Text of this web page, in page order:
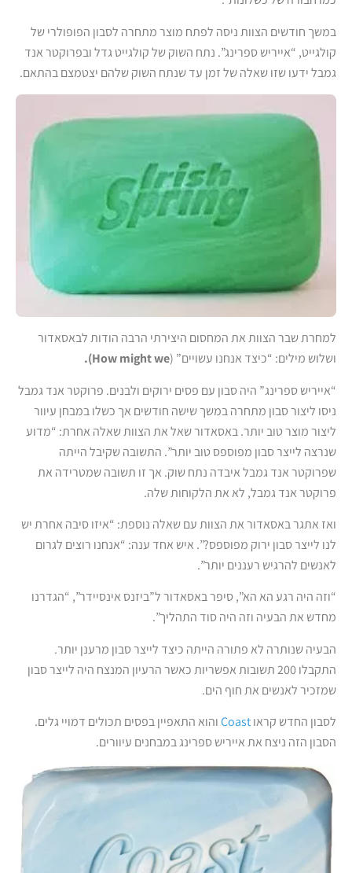
במשך חודשים הצוות ניסה לפתח מוצר מתחרה לסבון הפופולרי של
קולגייט, “אייריש ספרינג”. נתח השוק של קולגייט גדל ובפרוקטר אנד
גמבל ידעו שזו שאלה של זמן עד שנתח השוק שלהם יצטמצם בהתאם.
למחרת שבר הצוות את המחסום היצירתי הרבה הודות לבאסאדור
ושלוש מילים: “כיצד אנחנו עשויים” ( How might we).
“אייריש ספרינג” היה סבון עם פסים ירוקים ולבנים. פרוקטר אנד גמבל
ניסו ליצור סבון מתחרה במשך שישה חודשים אך כשלו במבחן עיוור
ליצור מוצר טוב יותר. באסאדור שאל את הצוות שאלה אחרת: “מדוע
שנרצה לייצר סבון מפוספס טוב יותר”. התשובה שקיבל הייתה
שפרוקטר אנד גמבל איבדה נתח שוק. אך זו תשובה שמטרידה את
פרוקטר אנד גמבל, לא את הלקוחות שלה.
ואז אתגר באסאדור את הצוות עם שאלה נוספת: “איזו סיבה אחרת יש
לנו לייצר סבון ירוק מפוספס?”. איש אחד ענה: “אנחנו רוצים לגרום
לאנשים להרגיש רעננים יותר”.
“וזה היה רגע הא הא”, סיפר באסאדור ל”ביזנס אינסיידר”, “הגדרנו
מחדש את הבעיה וזה היה סוד התהליך”.
הבעיה שנותרה לא פתורה הייתה כיצד לייצר סבון מרענן יותר.
התקבלו 200 תשובות אפשריות כאשר הרעיון המנצח היה לייצר סבון
שמזכיר לאנשים את חוף הים.
לסבון החדש קראוCoastוהוא התאפיין בפסים תכולים דמויי גלים.
הסבון הזה ניצח את אייריש ספרינג במבחנים עיוורים.